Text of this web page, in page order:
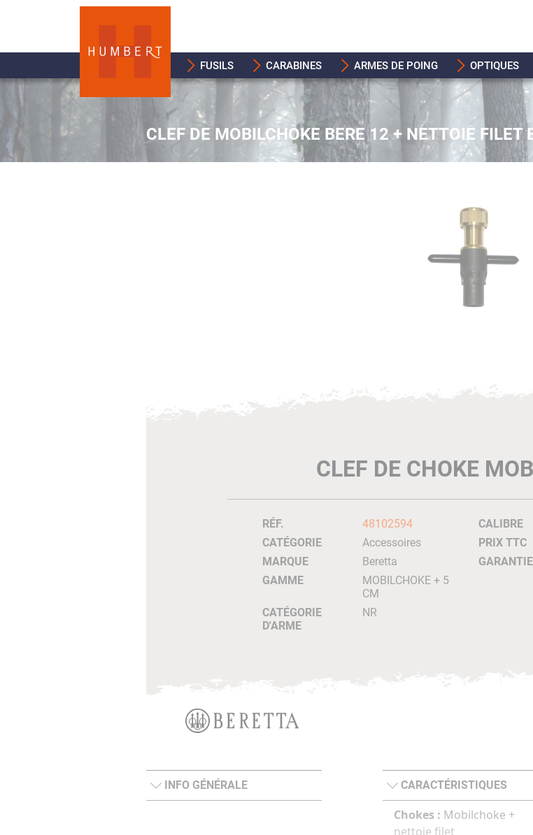
FUSILS CARABINES ARMES DE POING OPTIQUES
CLEF DE MOBILCHOKE BERE 12 + NETTOIE FILET
CLEF DE CHOKE
RÉF.
48102594
CATÉGORIE
Accessoires
MARQUE
Beretta
GAMME
MOBILCHOKE + 5
CM
CATÉGORIE
D'ARME
NR
CALIBRE
PRIX TTC
GARANTIE
INFO GÉNÉRALE CARACTÉRISTIQUES
Chokes : Mobilchoke +
nettoie filet